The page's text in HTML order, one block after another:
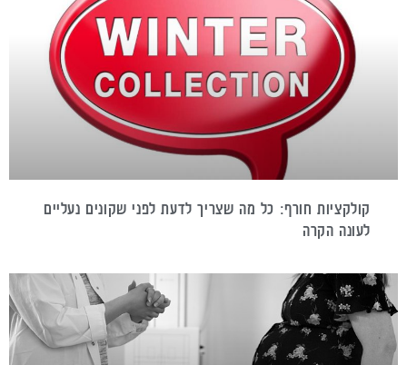
קולקציות חורף: כל מה שצריך לדעת לפני שקונים נעליים
לעונה הקרה